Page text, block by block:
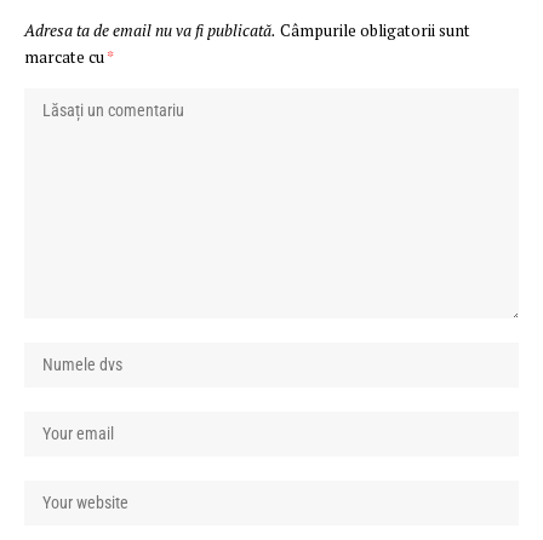
Adresa ta de email nu va fi publicată. Câmpurile obligatorii sunt
marcate cu*